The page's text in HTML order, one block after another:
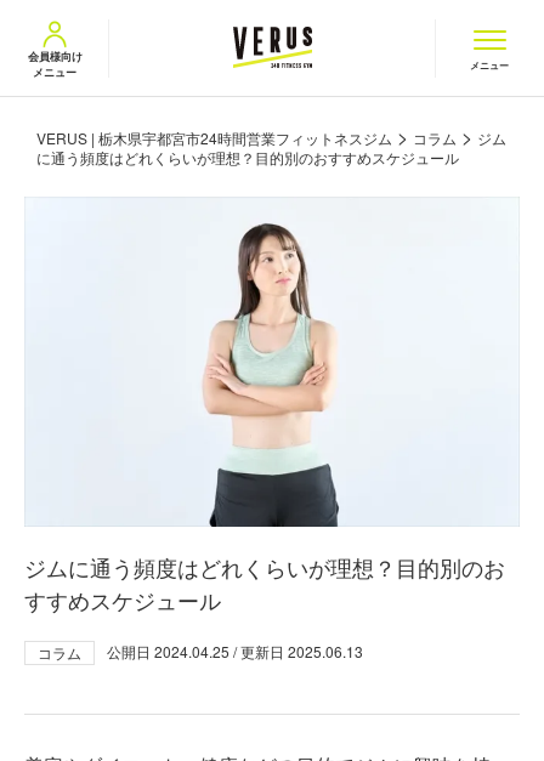
VERUS ヴェルス
会員様向け
メニュー
メニュー
VERUS | 栃木県宇都宮市24時間営業フィットネスジム > コラム > ジム
に通う頻度はどれくらいが理想？目的別のおすすめスケジュール
ジムに通う頻度はどれくらいが理想？目的別のお
すすめスケジュール
コラム 公開日 2024.04.25 / 更新日 2025.06.13